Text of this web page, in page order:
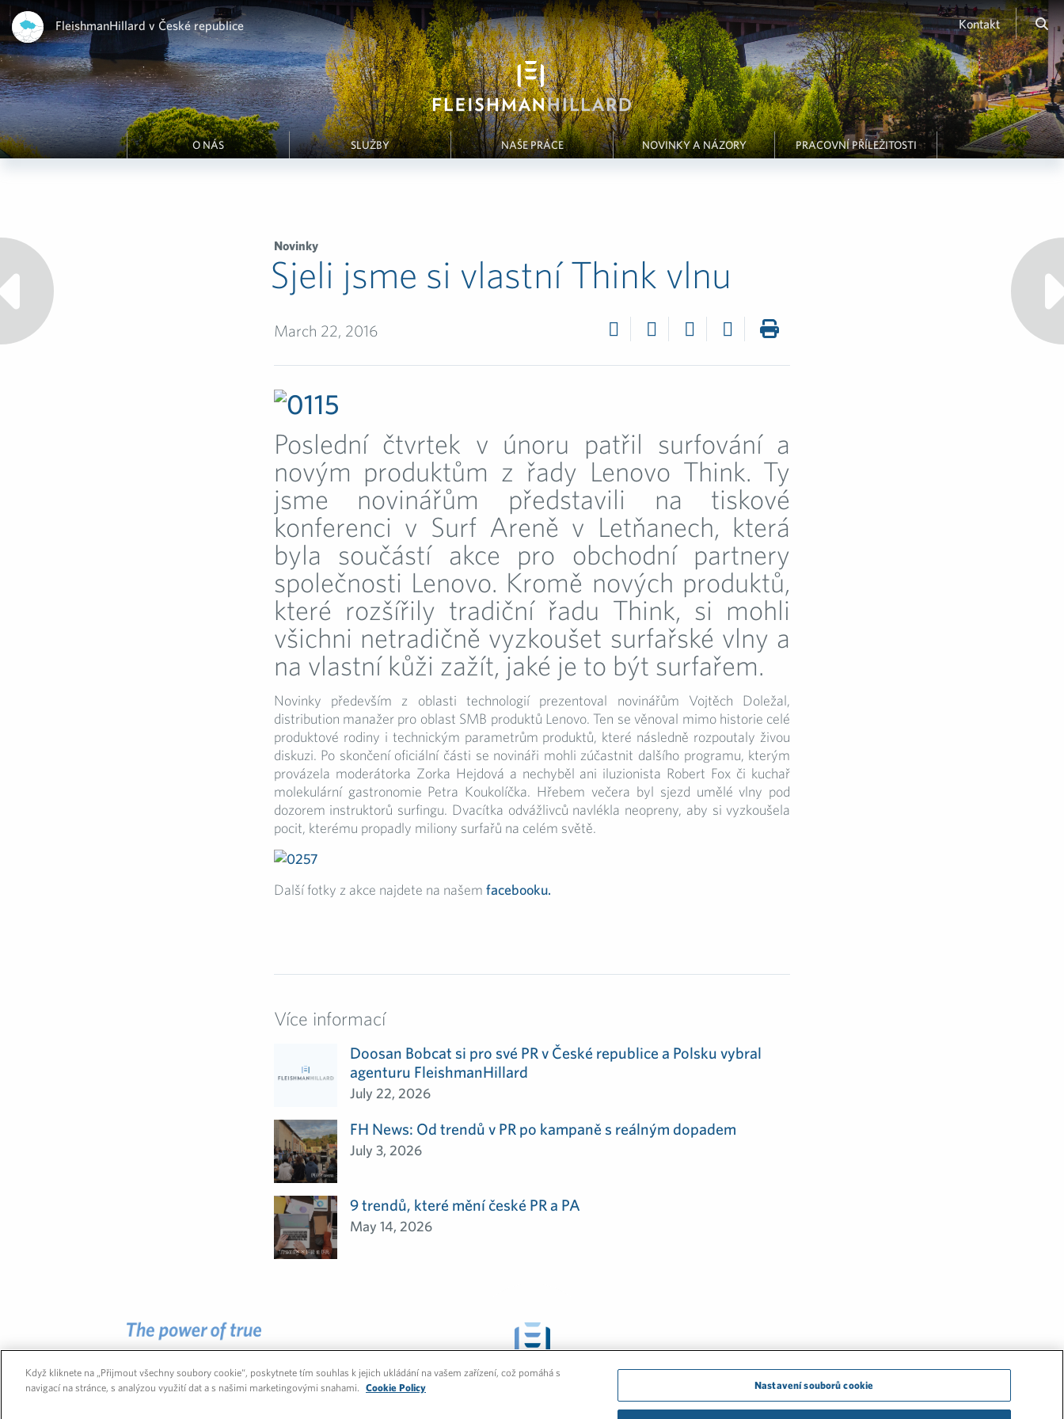
FleishmanHillard v České republice Kontakt
O NÁS SLUŽBY NAŠE PRÁCE NOVINKY A NÁZORY PRACOVNÍ PŘÍLEŽITOSTI
Novinky
Sjeli jsme si vlastní Think vlnu
March 22, 2016
Poslední čtvrtek v únoru patřil surfování a
novým produktům z řady Lenovo Think. Ty
jsme novinářům představili na tiskové
konferenci v Surf Areně v Letňanech, která
byla součástí akce pro obchodní partnery
společnosti Lenovo. Kromě nových produktů,
které rozšířily tradiční řadu Think, si mohli
všichni netradičně vyzkoušet surfařské vlny a
na vlastní kůži zažít, jaké je to být surfařem.
Novinky především z oblasti technologií prezentoval novinářům Vojtěch Doležal,
distribution manažer pro oblast SMB produktů Lenovo. Ten se věnoval mimo historie celé
produktové rodiny i technickým parametrům produktů, které následně rozpoutaly živou
diskuzi. Po skončení oficiální části se novináři mohli zúčastnit dalšího programu, kterým
provázela moderátorka Zorka Hejdová a nechyběl ani iluzionista Robert Fox či kuchař
molekulární gastronomie Petra Koukolíčka. Hřebem večera byl sjezd umělé vlny pod
dozorem instruktorů surfingu. Dvacítka odvážlivců navlékla neopreny, aby si vyzkoušela
pocit, kterému propadly miliony surfařů na celém světě.
Další fotky z akce najdete na našem facebooku.
Více informací
Doosan Bobcat si pro své PR v České republice a Polsku vybral
agenturu FleishmanHillard
July 22, 2026
FH News: Od trendů v PR po kampaně s reálným dopadem
July 3, 2026
9 trendů, které mění české PR a PA
May 14, 2026
GLOBÁLNÍ
GLOBÁLNÍ SÍŤ
Když kliknete na „Přijmout všechny soubory cookie“, poskytnete tím souhlas k jejich ukládání na vašem zařízení, což pomáhá s
navigací na stránce, s analýzou využití dat a s našimi marketingovými snahami. Cookie Policy Nastavení souborů cookie